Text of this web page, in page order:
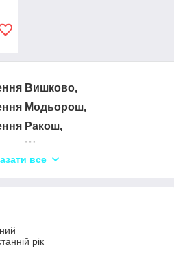
Вишково,
Модьорош,
Ракош,
Шаян,
Яблунівка,
все
рік